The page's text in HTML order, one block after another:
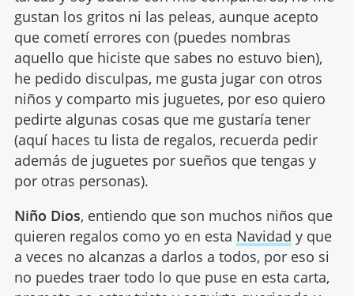
gustan los gritos ni las peleas, aunque acepto
que cometí errores con (puedes nombras
aquello que hiciste que sabes no estuvo bien),
he pedido disculpas, me gusta jugar con otros
niños y comparto mis juguetes, por eso quiero
pedirte algunas cosas que me gustaría tener
(aquí haces tu lista de regalos, recuerda pedir
además de juguetes por sueños que tengas y
por otras personas).
Niño Dios, entiendo que son muchos niños que
quieren regalos como yo en esta Navidad y que
a veces no alcanzas a darlos a todos, por eso si
no puedes traer todo lo que puse en esta carta,